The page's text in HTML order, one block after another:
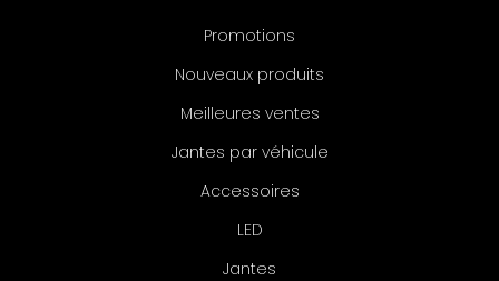
Promotions
Nouveaux produits
Meilleures ventes
Jantes par véhicule
Accessoires
LED
Jantes